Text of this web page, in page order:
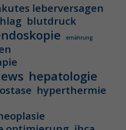
leberversagen
blutdruck
ernährung
hepatologie
hyperthermie